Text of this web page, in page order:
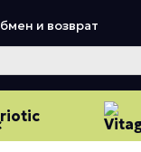
и возврат